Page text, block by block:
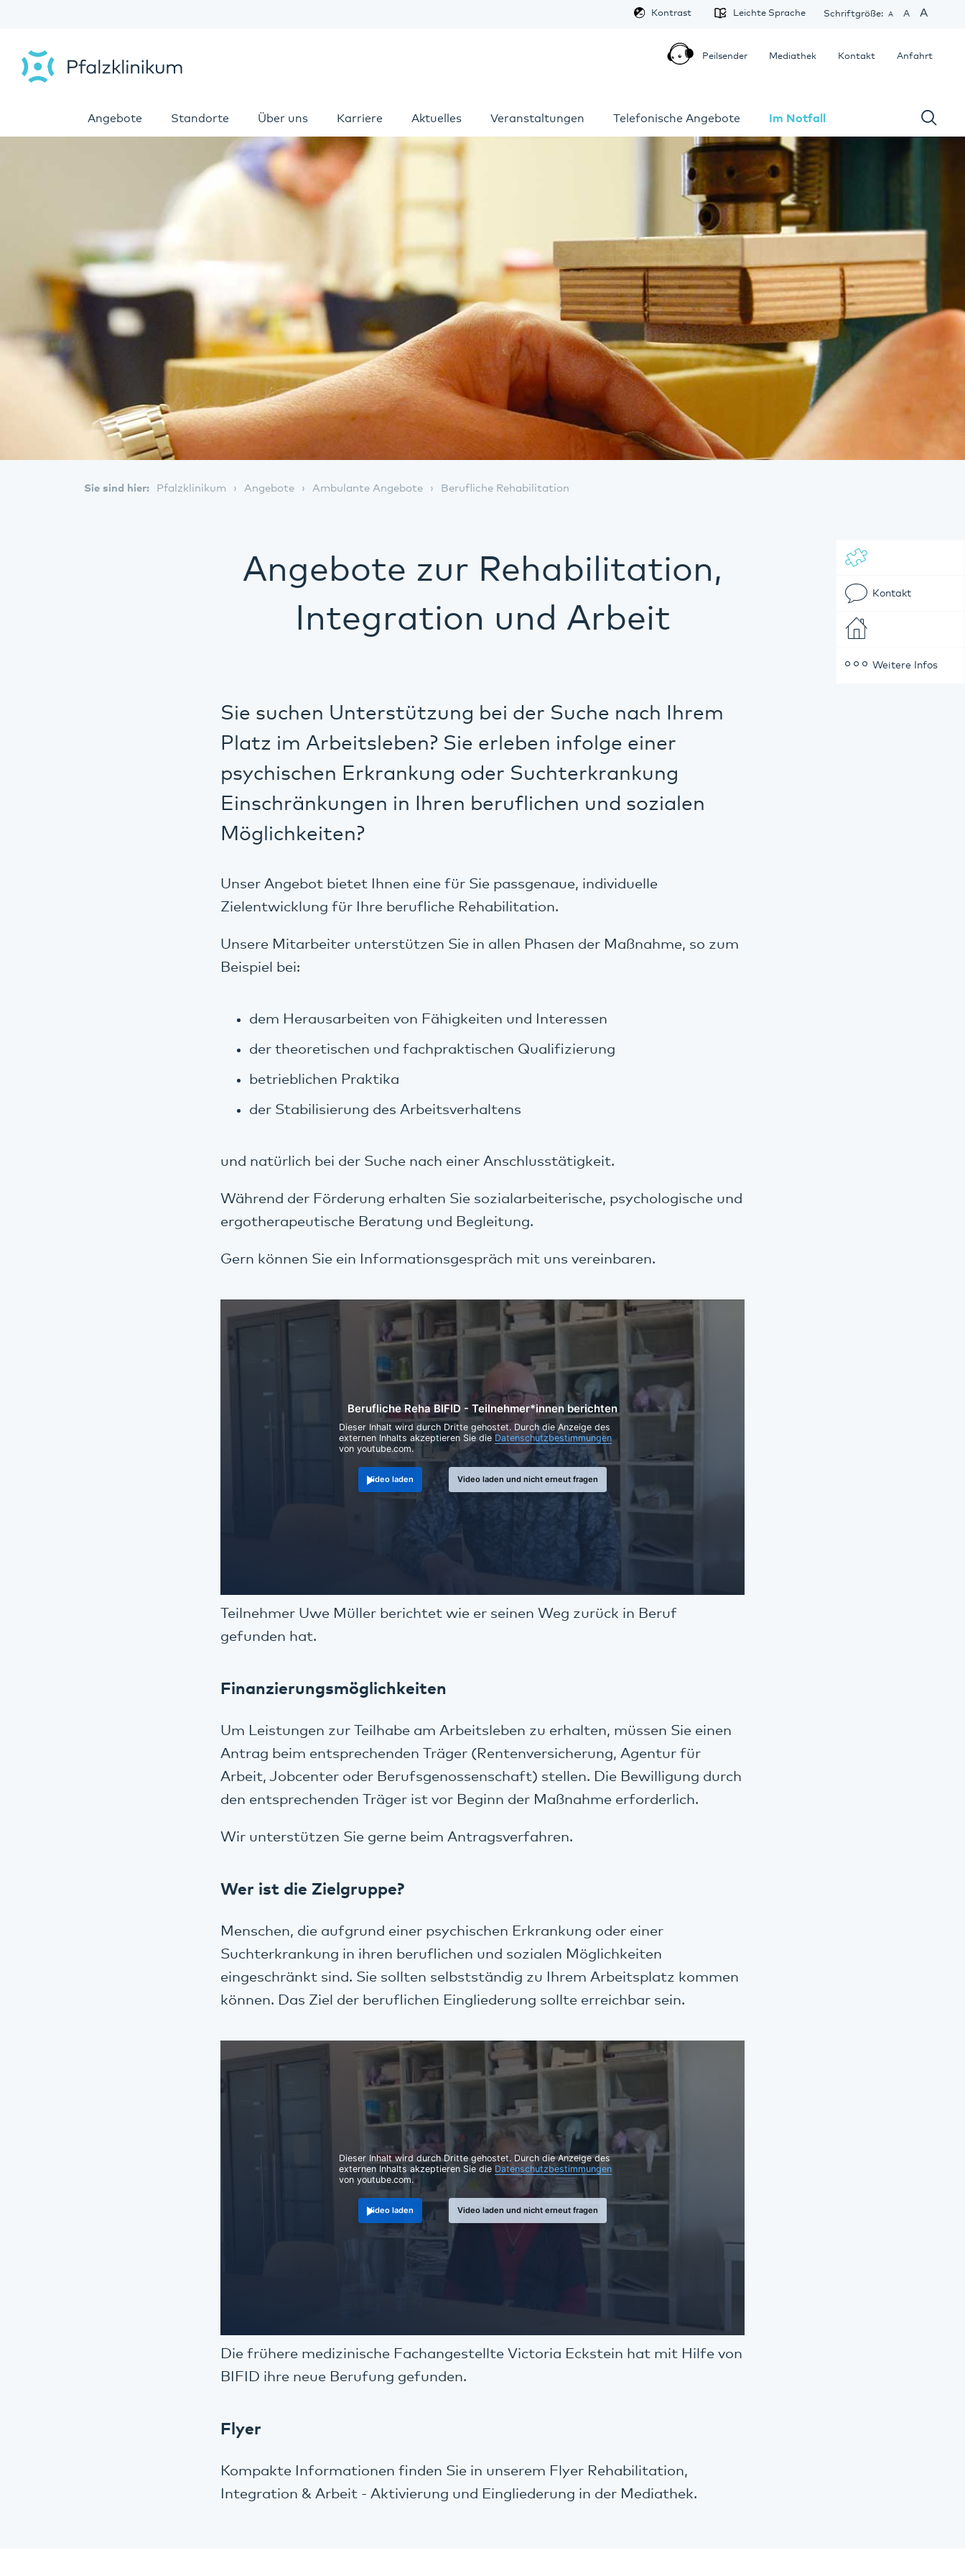
Angebote Standorte Über uns Karriere Aktuelles Veranstaltungen Telefonische Angebote Im Notfall
Schriftgröße: A A A
Leichte Sprache
Kontrast
Anfahrt
Kontakt
Mediathek
Peilsender
Sie sind hier: Pfalzklinikum Angebote Ambulante Angebote Berufliche Rehabilitation
Kontakt
Weitere Infos
Angebote zur Rehabilitation,
Integration und Arbeit
Sie suchen Unterstützung bei der Suche nach Ihrem
Platz im Arbeitsleben? Sie erleben infolge einer
psychischen Erkrankung oder Suchterkrankung
Einschränkungen in Ihren beruflichen und sozialen
Möglichkeiten?
Unser Angebot bietet Ihnen eine für Sie passgenaue, individuelle
Zielentwicklung für Ihre berufliche Rehabilitation.
Unsere Mitarbeiter unterstützen Sie in allen Phasen der Maßnahme, so zum
Beispiel bei:
dem Herausarbeiten von Fähigkeiten und Interessen
der theoretischen und fachpraktischen Qualifizierung
betrieblichen Praktika
der Stabilisierung des Arbeitsverhaltens
und natürlich bei der Suche nach einer Anschlusstätigkeit.
Während der Förderung erhalten Sie sozialarbeiterische, psychologische und
ergotherapeutische Beratung und Begleitung.
Gern können Sie ein Informationsgespräch mit uns vereinbaren.
Berufliche Reha BIFID - Teilnehmer*innen berichten
Dieser Inhalt wird durch Dritte gehostet. Durch die Anzeige des
externen Inhalts akzeptieren Sie die Datenschutzbestimmungen
von youtube.com.
Video laden Video laden und nicht erneut fragen
Teilnehmer Uwe Müller berichtet wie er seinen Weg zurück in Beruf
gefunden hat.
Finanzierungsmöglichkeiten
Um Leistungen zur Teilhabe am Arbeitsleben zu erhalten, müssen Sie einen
Antrag beim entsprechenden Träger (Rentenversicherung, Agentur für
Arbeit, Jobcenter oder Berufsgenossenschaft) stellen. Die Bewilligung durch
den entsprechenden Träger ist vor Beginn der Maßnahme erforderlich.
Wir unterstützen Sie gerne beim Antragsverfahren.
Wer ist die Zielgruppe?
Menschen, die aufgrund einer psychischen Erkrankung oder einer
Suchterkrankung in ihren beruflichen und sozialen Möglichkeiten
eingeschränkt sind. Sie sollten selbstständig zu Ihrem Arbeitsplatz kommen
können. Das Ziel der beruflichen Eingliederung sollte erreichbar sein.
Dieser Inhalt wird durch Dritte gehostet. Durch die Anzeige des
externen Inhalts akzeptieren Sie dieDatenschutzbestimmungen
von youtube.com.
Video laden Video laden und nicht erneut fragen
Die frühere medizinische Fachangestellte Victoria Eckstein hat mit Hilfe von
BIFID ihre neue Berufung gefunden.
Flyer
Kompakte Informationen finden Sie in unserem Flyer Rehabilitation,
Integration & Arbeit - Aktivierung und Eingliederung in der Mediathek.